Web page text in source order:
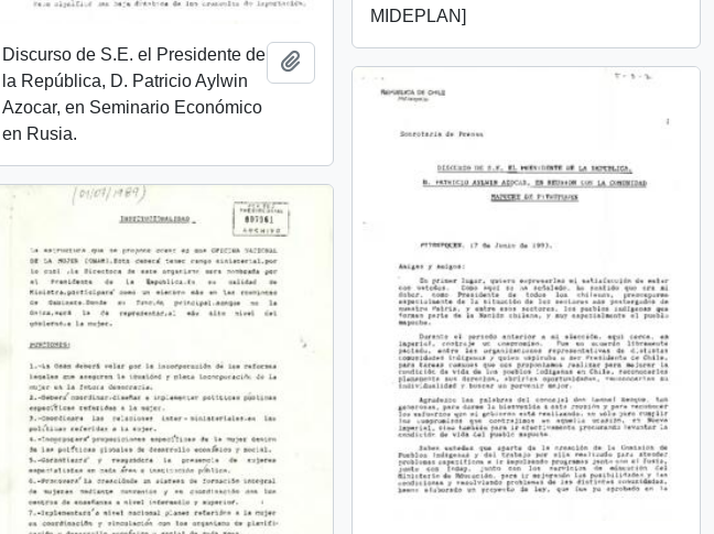
MIDEPLAN]
Discurso de S.E. el Presidente de
la República, D. Patricio Aylwin
Azocar, en Seminario Económico
en Rusia.
Añadir al portapapeles
portapapeles